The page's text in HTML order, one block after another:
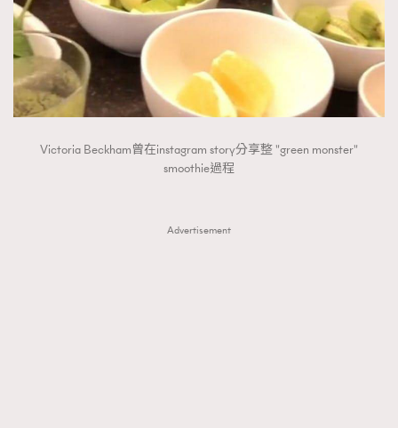
TRENDING
AFrenchMind
DressLikeAParisienne
FashionWeek
Victoria Beckham曾在instagram story分享整 "green monster"
smoothie過程
Advertisement